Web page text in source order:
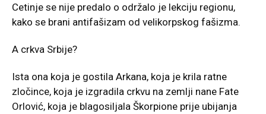
Cetinje se nije predalo o održalo je lekciju regionu,
kako se brani antifašizam od velikorpskog fašizma.
A crkva Srbije?
Ista ona koja je gostila Arkana, koja je krila ratne
zločince, koja je izgradila crkvu na zemlji nane Fate
Orlović, koja je blagosiljala Škorpione prije ubijanja